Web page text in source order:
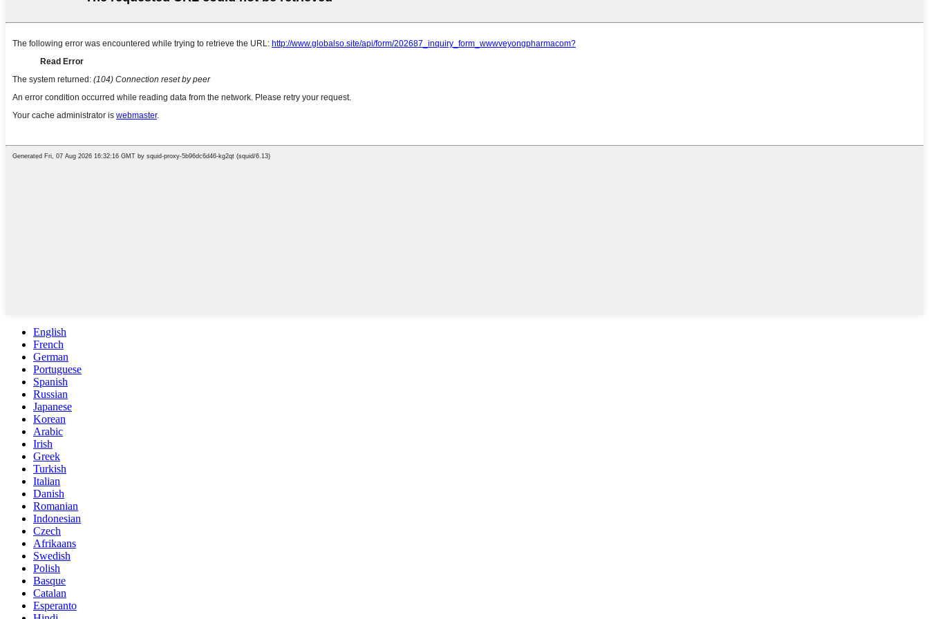
English
French
German
Portuguese
Spanish
Russian
Japanese
Korean
Arabic
Irish
Greek
Turkish
Italian
Danish
Romanian
Indonesian
Czech
Afrikaans
Swedish
Polish
Basque
Catalan
Esperanto